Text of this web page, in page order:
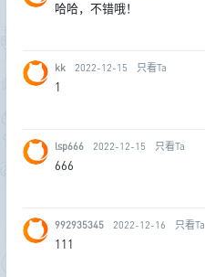
哈哈，不错哦！
kk 2022-12-15 只看Ta
1
lsp666 2022-12-15 只看Ta
666
992935345 2022-12-16 只看Ta
111